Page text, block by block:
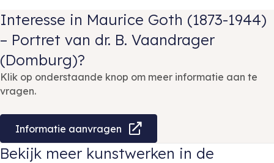
Interesse in Maurice Goth (1873-1944)
– Portret van dr. B. Vaandrager
(Domburg)?
Klik op onderstaande knop om meer informatie aan te
vragen.
Informatie aanvragen
Bekijk meer kunstwerken in de